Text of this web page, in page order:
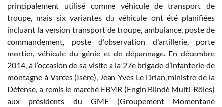
principalement utilisé comme véhicule de transport de
troupe, mais six variantes du véhicule ont été planifiées
incluant la version transport de troupe, ambulance, poste de
commandement, poste d'observation d'artillerie, porte
mortier, véhicule du génie et de dépannage. En décembre
2014, à l’occasion de sa visite à la 27e brigade d’infanterie de
montagne à Varces (Isère), Jean-Yves Le Drian, ministre de la
Défense, a remis le marché EBMR (Engin Blindé Multi-Rôles)
aux présidents du GME (Groupement Momentané